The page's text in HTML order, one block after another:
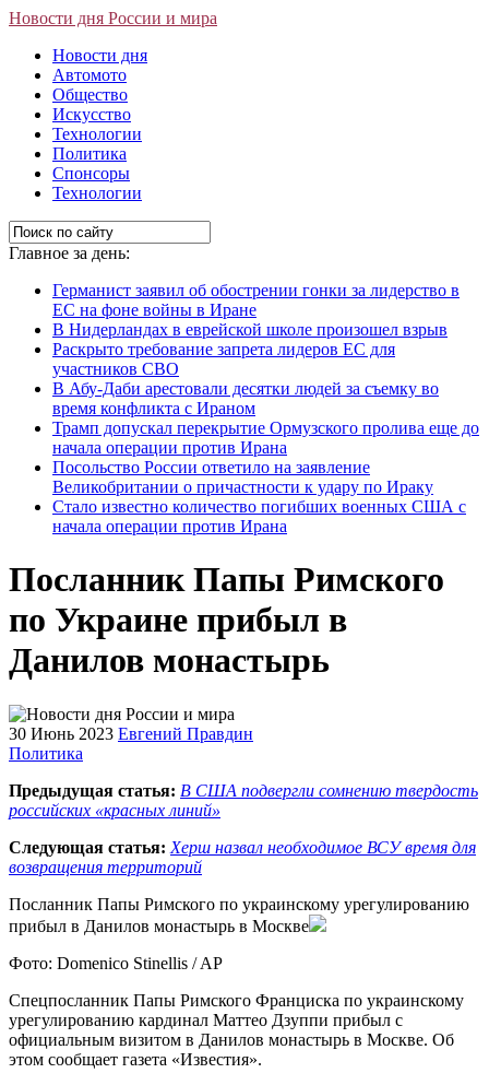
Новости дня России и мира
Новости дня
Автомото
Общество
Искусство
Технологии
Политика
Спонсоры
Технологии
Главное за день:
Германист заявил об обострении гонки за лидерство в
ЕС на фоне войны в Иране
В Нидерландах в еврейской школе произошел взрыв
Раскрыто требование запрета лидеров ЕС для
участников СВО
В Абу-Даби арестовали десятки людей за съемку во
время конфликта с Ираном
Трамп допускал перекрытие Ормузского пролива еще до
начала операции против Ирана
Посольство России ответило на заявление
Великобритании о причастности к удару по Ираку
Стало известно количество погибших военных США с
начала операции против Ирана
Посланник Папы Римского
по Украине прибыл в
Данилов монастырь
30 Июнь 2023 Евгений Правдин
Политика
Предыдущая статья: В США подвергли сомнению твердость
российских «красных линий»
Следующая статья: Херш назвал необходимое ВСУ время для
возвращения территорий
Посланник Папы Римского по украинскому урегулированию
прибыл в Данилов монастырь в Москве
Фото: Domenico Stinellis / AP
Спецпосланник Папы Римского Франциска по украинскому
урегулированию кардинал Маттео Дзуппи прибыл с
официальным визитом в Данилов монастырь в Москве. Об
этом сообщает газета «Известия».